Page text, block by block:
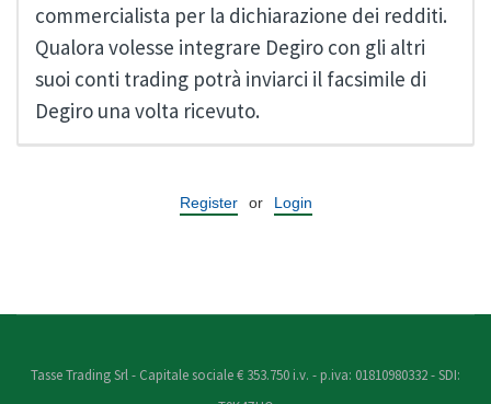
commercialista per la dichiarazione dei redditi.
Qualora volesse integrare Degiro con gli altri
suoi conti trading potrà inviarci il facsimile di
Degiro una volta ricevuto.
Register or Login
Tasse Trading Srl - Capitale sociale € 353.750 i.v. - p.iva: 01810980332 - SDI: